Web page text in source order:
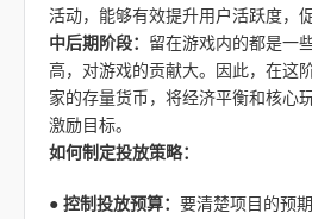
活动，能够有效提升用户活跃度，
中后期阶段： 留在游戏内的都是一
高，对游戏的贡献大。因此，在这
家的存量货币，将经济平衡和核心
激励目标。
如何制定投放策略：
● 控制投放预算： 要清楚项目的预